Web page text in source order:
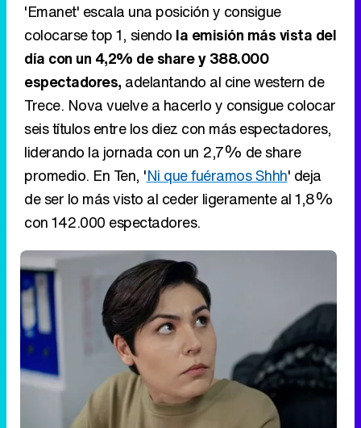
'Emanet' escala una posición y consigue
colocarse top 1, siendo la emisión más vista del
día con un 4,2% de share y 388.000
espectadores, adelantando al cine western de
Trece. Nova vuelve a hacerlo y consigue colocar
seis títulos entre los diez con más espectadores,
liderando la jornada con un 2,7% de share
promedio. En Ten, 'Ni que fuéramos Shhh' deja
de ser lo más visto al ceder ligeramente al 1,8%
con 142.000 espectadores.